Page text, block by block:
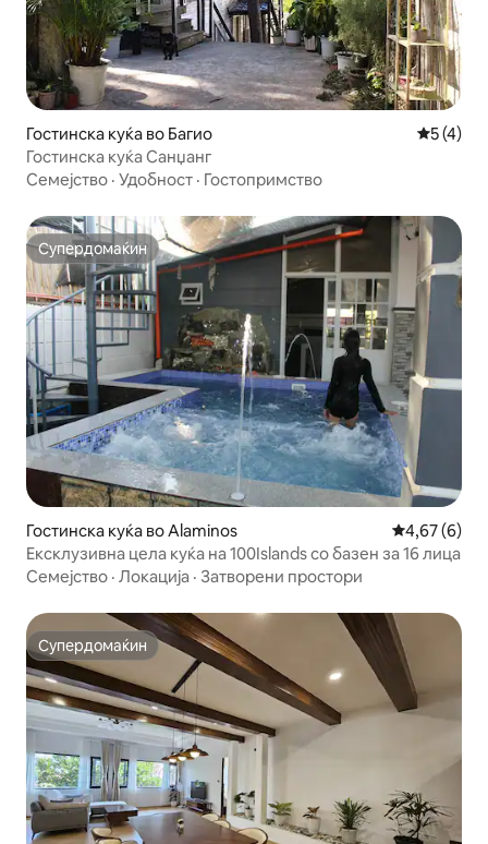
Гостинска куќа во Багио
5 (4)
Гостинска куќа Санџанг
Семејство · Удобност · Гостопримство
Супердомаќин
Супердомаќин
Гостинска куќа во Alaminos Просечна
4,67 (6)
Ексклузивна цела куќа на 100Islands со базен за 16 лица
Семејство · Локација · Затворени простори
Супердомаќин
Супердомаќин